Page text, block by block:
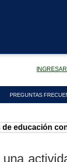
PREGUNTAS
de educación
una